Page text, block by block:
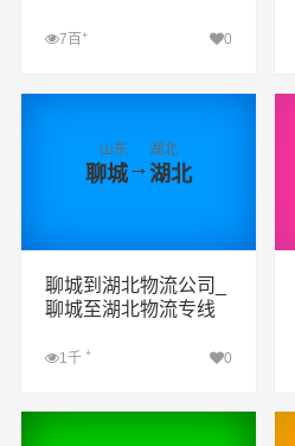
7百 + 0
查看详细
山东
聊城→
湖北
湖北
聊城到湖北物流公司_
聊城至湖北物流专线
1千 + 0
查看详细